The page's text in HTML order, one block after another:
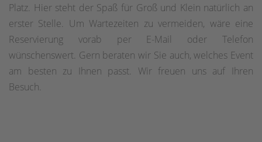
Platz. Hier steht der Spaß für Groß und Klein natürlich an
erster Stelle. Um Wartezeiten zu vermeiden, wäre eine
Reservierung vorab per E-Mail oder Telefon
wünschenswert. Gern beraten wir Sie auch, welches Event
am besten zu Ihnen passt. Wir freuen uns auf Ihren
Besuch.